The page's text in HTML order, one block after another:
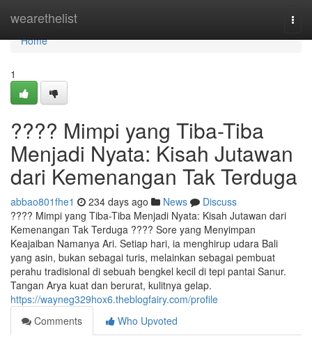
wearethelist
Home
Home
1
???? Mimpi yang Tiba-Tiba
Menjadi Nyata: Kisah Jutawan
dari Kemenangan Tak Terduga
abbao801fhe1 234 days ago News
Discuss
???? Mimpi yang Tiba-Tiba Menjadi Nyata: Kisah Jutawan dari
Kemenangan Tak Terduga ????️ Sore yang Menyimpan
Keajaiban Namanya Ari. Setiap hari, ia menghirup udara Bali
yang asin, bukan sebagai turis, melainkan sebagai pembuat
perahu tradisional di sebuah bengkel kecil di tepi pantai Sanur.
Tangan Arya kuat dan berurat, kulitnya gelap.
https://wayneg329hox6.theblogfairy.com/profile
Comments
Who Upvoted